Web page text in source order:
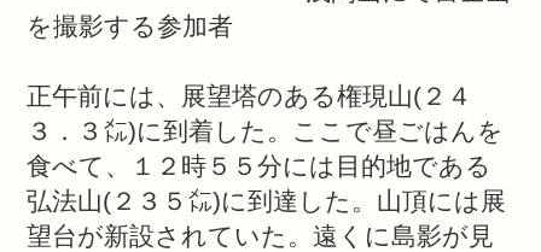
を撮影する参加者
正午前には、展望塔のある権現山( ２４
３．３㍍)に到着した。ここで昼ごはんを
食べて、１２時５５分には目的地である
弘法山( ２３５㍍)に到達した。山頂には展
望台が新設されていた。遠くに島影が見